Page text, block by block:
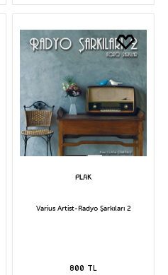
Varius Artist-Radyo Şarkıları 2
800 TL